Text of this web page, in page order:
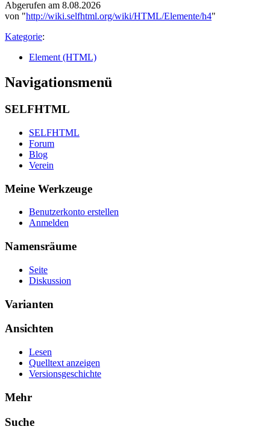
Abgerufen am 8.08.2026
von "http://wiki.selfhtml.org/wiki/HTML/Elemente/h4"
Kategorie:
Element (HTML)
Navigationsmenü
SELFHTML
SELFHTML
Forum
Blog
Verein
Meine Werkzeuge
Benutzerkonto erstellen
Anmelden
Namensräume
Seite
Diskussion
Varianten
Ansichten
Lesen
Quelltext anzeigen
Versionsgeschichte
Mehr
Suche